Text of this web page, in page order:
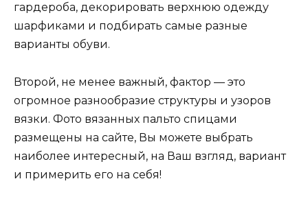
гардероба, декорировать верхнюю одежду
шарфиками и подбирать самые разные
варианты обуви.
Второй, не менее важный, фактор — это
огромное разнообразие структуры и узоров
вязки. Фото вязанных пальто спицами
размещены на сайте, Вы можете выбрать
наиболее интересный, на Ваш взгляд, вариант
и примерить его на себя!